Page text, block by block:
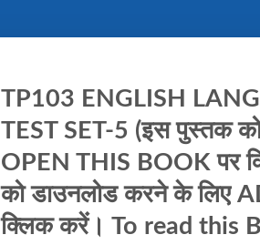
TP103 ENGLISH
TEST SET-5 (इस पुस्तक
OPEN THIS BOOK पर
को डाउनलोड करने के लिए
क्लिक करें। To read this